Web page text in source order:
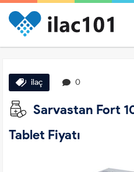
ilaç 0
Sarvastan Fort
Tablet Fiyatı